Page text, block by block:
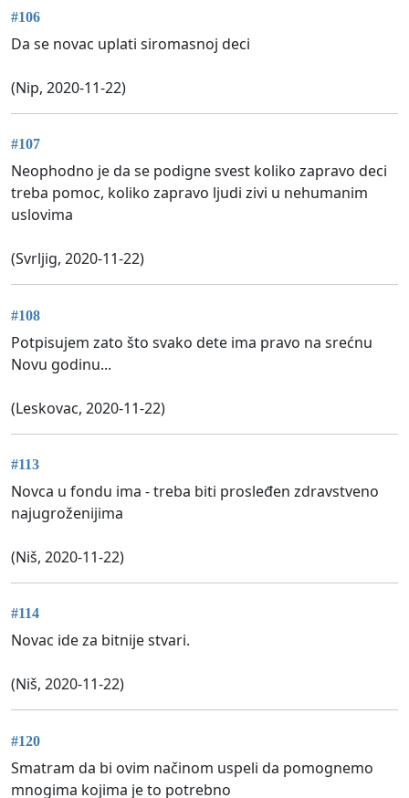
#106
Da se novac uplati siromasnoj deci
(Nip, 2020-11-22)
#107
Neophodno je da se podigne svest koliko zapravo deci
treba pomoc, koliko zapravo ljudi zivi u nehumanim
uslovima
(Svrljig, 2020-11-22)
#108
Potpisujem zato što svako dete ima pravo na srećnu
Novu godinu...
(Leskovac, 2020-11-22)
#113
Novca u fondu ima - treba biti prosleđen zdravstveno
najugroženijima
(Niš, 2020-11-22)
#114
Novac ide za bitnije stvari.
(Niš, 2020-11-22)
#120
Smatram da bi ovim načinom uspeli da pomognemo
mnogima kojima je to potrebno